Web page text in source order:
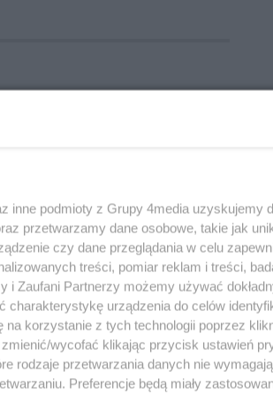
inne podmioty z Grupy 4media uzyskujemy
przetwarzamy dane osobowe, takie jak
czy dane przeglądania w celu
treści, pomiar reklam i treści,
i Zaufani Partnerzy możemy używać
urządzenia do celów
korzystanie z tych technologii poprzez
wycofać klikając przycisk ustawień
rodzaje przetwarzania danych nie
Preferencje będą miały